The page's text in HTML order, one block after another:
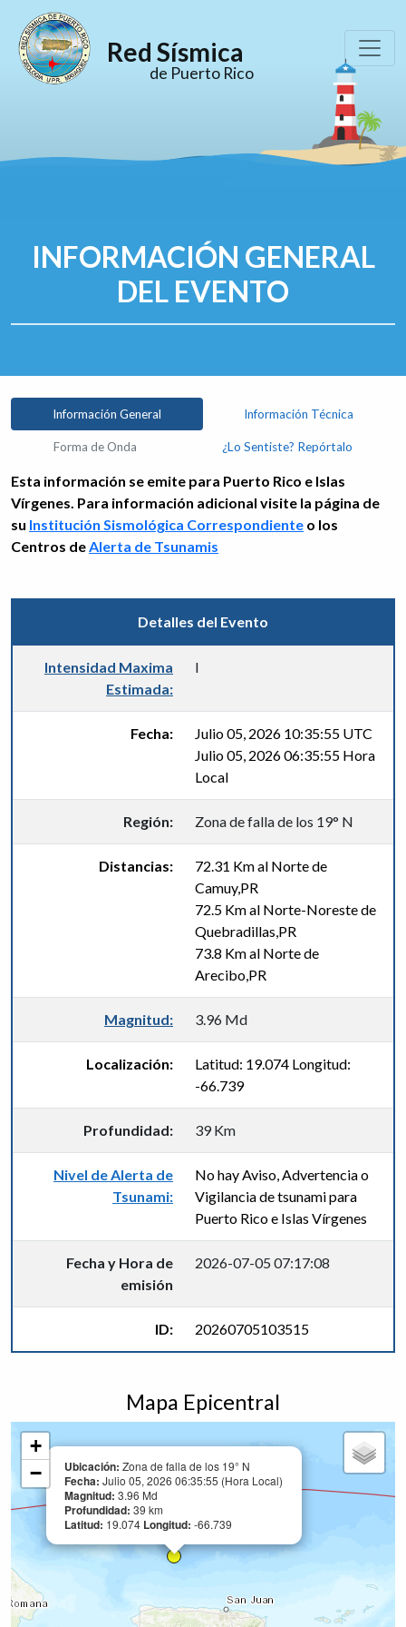
Red Sísmica
de Puerto Rico
INFORMACIÓN GENERAL
DEL EVENTO
Información General Información Técnica
Forma de Onda ¿Lo Sentiste? Repórtalo
Esta información se emite para Puerto Rico e Islas
Vírgenes. Para información adicional visite la página de
su Institución Sismológica Correspondiente o los
Centros deAlerta de Tsunamis
Detalles del Evento
Intensidad Maxima
Estimada:
I
Fecha:
Julio 05, 2026 10:35:55 UTC
Julio 05, 2026 06:35:55 Hora
Local
Región: Zona de falla de los 19° N
Distancias:
72.31 Km al Norte de
Camuy,PR
72.5 Km al Norte-Noreste de
Quebradillas,PR
73.8 Km al Norte de
Arecibo,PR
Magnitud: 3.96 Md
Localización:
Latitud: 19.074 Longitud:
-66.739
Profundidad: 39 Km
Nivel de Alerta de
Tsunami:
No hay Aviso, Advertencia o
Vigilancia de tsunami para
Puerto Rico e Islas Vírgenes
Fecha y Hora de
emisión
2026-07-05 07:17:08
ID: 20260705103515
Mapa Epicentral
Ubicación: Zona de falla de los 19° N
Fecha: Julio 05, 2026 06:35:55 (Hora Local)
Magnitud: 3.96 Md
Profundidad: 39 km
Latitud: 19.074 Longitud: -66.739
+
−